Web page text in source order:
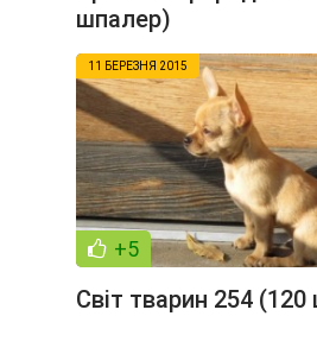
шпалер)
11 БЕРЕЗНЯ 2015
+5
Світ тварин 254